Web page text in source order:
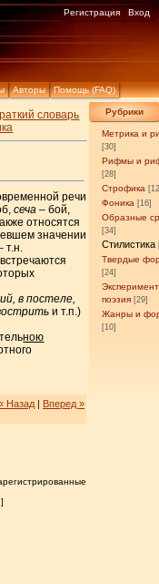
Авторы Помощь (FAQ)
Регистрация Вход
Рубрики
Метрика и
[30]
Рифмы и
[28]
Строфика
Фоника [16]
Образные
[34]
Стилистика
Твердые
[24]
поэзия [29]
Жанры и
[10]
словарь
речи
сеча – бой,
относятся
значении
т.н.
в постеле,
и т.п.)
ною
Назад | Вперед »
]